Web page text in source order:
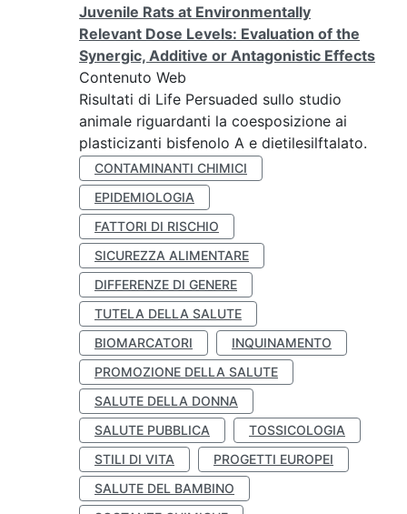
Juvenile Rats at Environmentally
Relevant Dose Levels: Evaluation of the
Synergic, Additive or Antagonistic Effects
Contenuto Web
Risultati di Life Persuaded sullo studio
animale riguardanti la coesposizione ai
plasticizanti bisfenolo A e dietilesilftalato.
CONTAMINANTI CHIMICI
EPIDEMIOLOGIA
FATTORI DI RISCHIO
SICUREZZA ALIMENTARE
DIFFERENZE DI GENERE
TUTELA DELLA SALUTE
BIOMARCATORI
INQUINAMENTO
PROMOZIONE DELLA SALUTE
SALUTE DELLA DONNA
SALUTE PUBBLICA
TOSSICOLOGIA
STILI DI VITA
PROGETTI EUROPEI
SALUTE DEL BAMBINO